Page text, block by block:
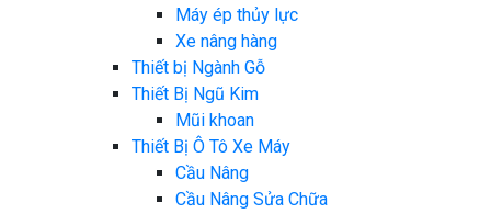
Máy ép thủy lực
Xe nâng hàng
Thiết bị Ngành Gỗ
Thiết Bị Ngũ Kim
Mũi khoan
Thiết Bị Ô Tô Xe Máy
Cầu Nâng
Cầu Nâng Sửa Chữa